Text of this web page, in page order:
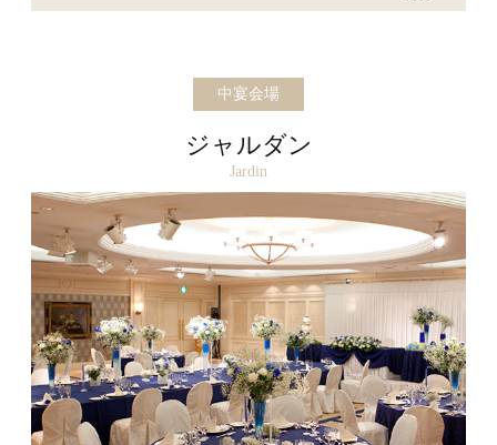
中宴会場
ジャルダン
Jardin